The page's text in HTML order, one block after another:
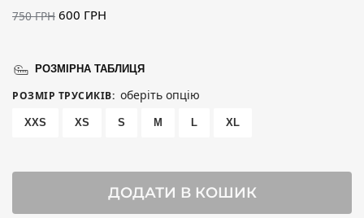
750ГРН 600 ГРН
РОЗМІРНА ТАБЛИЦЯ
РОЗМІР ТРУСИКІВ: оберіть опцію
XXS XS S M L XL
ДОДАТИ В КОШИК